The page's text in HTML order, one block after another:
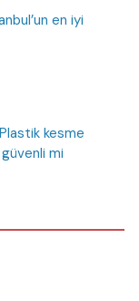
en iyi
kesme
mi